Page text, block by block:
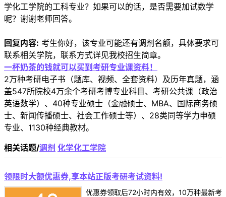
学化工学院的工科专业？如果可以的话，是否需要加试数学
呢？谢谢老师回答。
回复内容: 考生你好，该专业可能还有调剂名额，具体要求可
联系相关学院，联系方式详见我校招生简章。
一杯奶茶的钱就可以买到考研专业课资料！
2万种考研电子书（题库、视频、全套资料）及历年真题，涵
盖547所院校4万余个考研考博专业科目、考研公共课（政治
英语数学）、40种专业硕士（金融硕士、MBA、国际商务硕
士、新闻传播硕士、社会工作硕士等）、28类同等学力申硕
专业、1130种经典教材。
相关话题/调剂 化学化工学院
领限时大额优惠券,享本站正版考研考试资料!
优惠券领取后72小时内有效，10万种最新考